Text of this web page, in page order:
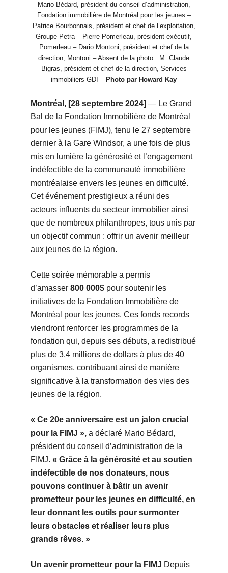
Mario Bédard, président du conseil d’administration,
Fondation immobilière de Montréal pour les jeunes –
Patrice Bourbonnais, président et chef de l’exploitation,
Groupe Petra – Pierre Pomerleau, président exécutif,
Pomerleau – Dario Montoni, président et chef de la
direction, Montoni – Absent de la photo : M. Claude
Bigras, président et chef de la direction, Services
immobiliers GDI – Photo par Howard Kay
Montréal, [28 septembre 2024] — Le Grand
Bal de la Fondation Immobilière de Montréal
pour les jeunes (FIMJ), tenu le 27 septembre
dernier à la Gare Windsor, a une fois de plus
mis en lumière la générosité et l’engagement
indéfectible de la communauté immobilière
montréalaise envers les jeunes en difficulté.
Cet événement prestigieux a réuni des
acteurs influents du secteur immobilier ainsi
que de nombreux philanthropes, tous unis par
un objectif commun : offrir un avenir meilleur
aux jeunes de la région.
Cette soirée mémorable a permis
d’amasser 800 000$pour soutenir les
initiatives de la Fondation Immobilière de
Montréal pour les jeunes. Ces fonds records
viendront renforcer les programmes de la
fondation qui, depuis ses débuts, a redistribué
plus de 3,4 millions de dollars à plus de 40
organismes, contribuant ainsi de manière
significative à la transformation des vies des
jeunes de la région.
« Ce 20e anniversaire est un jalon crucial
pour la FIMJ »,a déclaré Mario Bédard,
président du conseil d’administration de la
FIMJ. « Grâce à la générosité et au soutien
indéfectible de nos donateurs, nous
pouvons continuer à bâtir un avenir
prometteur pour les jeunes en difficulté, en
leur donnant les outils pour surmonter
leurs obstacles et réaliser leurs plus
grands rêves. »
Un avenir prometteur pour la FIMJ Depuis